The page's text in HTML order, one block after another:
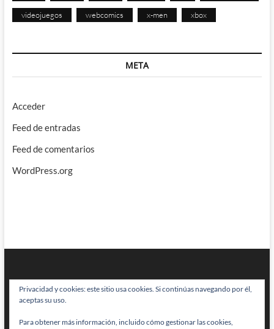
videojuegos webcomics x-men xbox
META
Acceder
Feed de entradas
Feed de comentarios
WordPress.org
BRAINSTOMPING| Diseñado por:Theme Freesia|WordPress| © Todos
Privacidad y cookies: este sitio usa cookies. Si continúas navegando por él,
aceptas su uso.
Para obtener más información, incluido cómo gestionar las cookies,